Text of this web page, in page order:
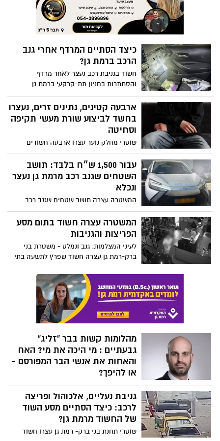
וסחיטה
שוטרי מחלק נוער עצרו ארבעה חשודים
קטינים נתינים זרים בחשד לביצוע שורה של
קטינים נתינים זרים באזור רמת גן
עבור 1,500 ש״ח בלבד: תושב
השטחים שגנב רכב מרמת גן נעצר
ונכלא
המשטרה עצרה תושב שטחים שגנב רכב
כתב אישום
המשטרה עצרה חשוד בתום מסע
הפריצות והגניבות
לעיני המצלמות: גנב ונמלט - משטרת בני
ברק-רמת גן עצרה חשוד שפרץ לתשעה בתי
מהלומות קשות בבר "זליג"
גבעתיים : מי היכה את מי? האח
והאחות את אנשי הבר המפורסם -
או להיפך?
פרשה סוערת שהסתיימה לאחרונה בהסדר
מותנה ובביטול כתב אישום חמור
גניבת נעליים, אלכוהול ופריצה
לרכב: כיצד הסתיים מסע השוד
של החשוד מרמת גן?
שוטרי תחנת בני ברק- רמת גן עצרו חשוד
בקניון איילון ברמת גן שגנב מסופרמרקט
בקבוקי אלכוהול וניסה לגנוב נעליים מדוכן
ובהמשך פרץ לרכב
רבים על הבר: מי היכה את מי?
האח והאחות את אנשי הבר
המפורסם - או להיפך?
פרשה סוערת שהסתיימה לאחרונה בהסדר
ארבעה קטינים נעצרו בחשד
לאירוע אלימות קשה בכיכר
רמב״ם
בלשי משטרת בני ברק- רמת גן עצרו 4 קטינים